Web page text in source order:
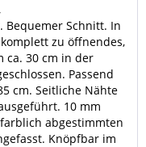
Bequemer Schnitt. In
zu öffnendes,
ca. 30 cm in der
Passend
cm. Seitliche Nähte
10 mm
farblich abgestimmten
Knöpfbar im